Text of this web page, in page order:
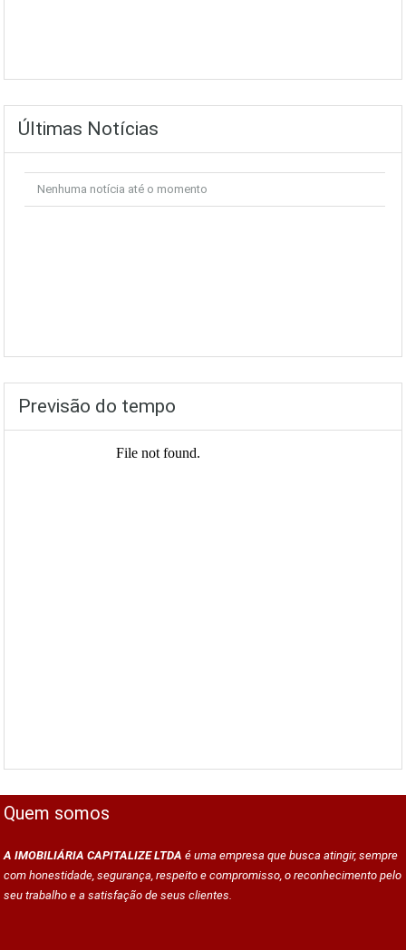
Últimas Notícias
Nenhuma notícia até o momento
Previsão do tempo
Quem somos
A IMOBILIÁRIA CAPITALIZE LTDA é uma empresa que busca atingir, sempre
com honestidade, segurança, respeito e compromisso, o reconhecimento pelo
seu trabalho e a satisfação de seus clientes.